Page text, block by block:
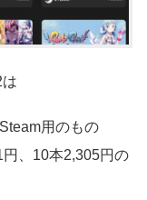
用のもの
、10本2,305円の